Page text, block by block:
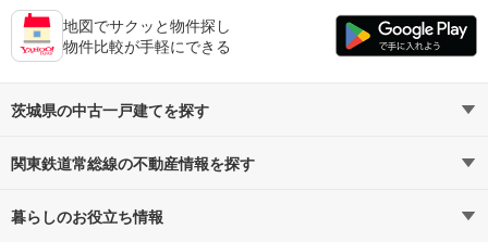
地図でサクッと物件探し
物件比較が手軽にできる
茨城県の中古一戸建てを探す
路線・駅から探す
通勤・通学時間から探す
関東鉄道常総線の不動産情報を探す
不動産・住宅
暮らしのお役立ち情報